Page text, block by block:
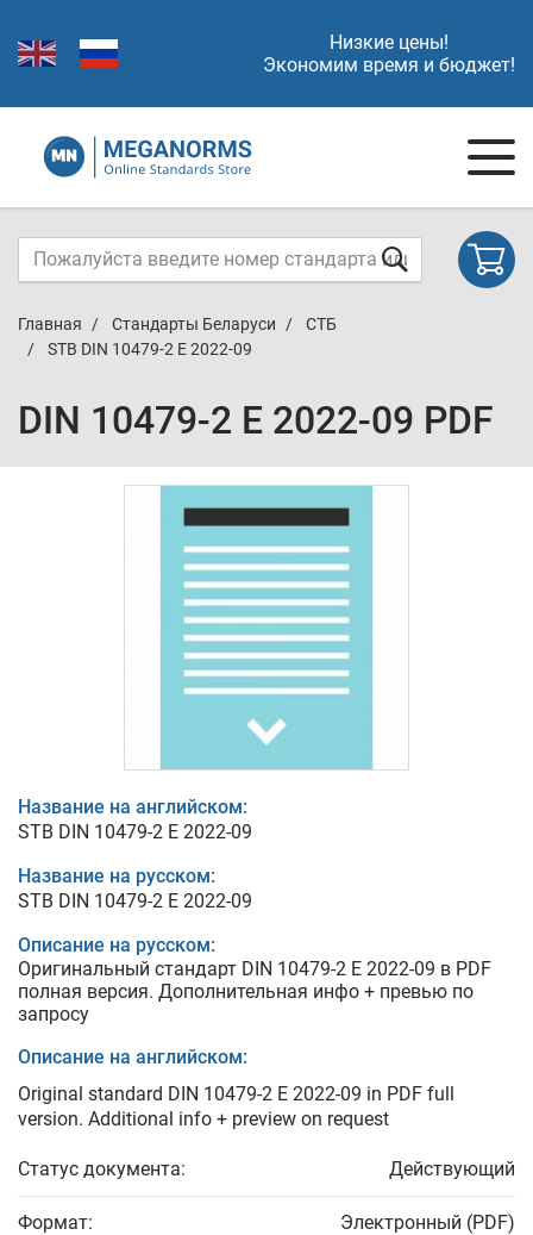
Низкие цены!
Экономим время и бюджет!
Главная Стандарты Беларуси
СТБ
STB DIN 10479-2 E 2022-09
DIN 10479-2 E 2022-09 PDF
Название на английском:
STB DIN 10479-2 E 2022-09
Название на русском:
STB DIN 10479-2 E 2022-09
Описание на русском:
Оригинальный стандарт DIN 10479-2 E 2022-09 в PDF
полная версия. Дополнительная инфо + превью по
запросу
Описание на английском:
Original standard DIN 10479-2 E 2022-09 in PDF full
version. Additional info + preview on request
Статус документа: Действующий
Формат: Электронный (PDF)